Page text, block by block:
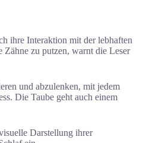
ihre Interaktion mit der lebhaften
Zähne zu putzen, warnt die Leser
und abzulenken, mit jedem
Die Taube geht auch einem
Darstellung ihrer